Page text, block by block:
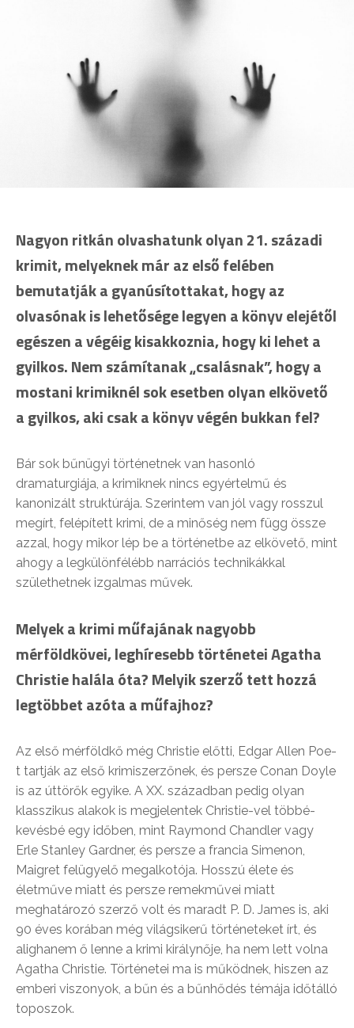
Nagyon ritkán olvashatunk olyan 21. századi
krimit, melyeknek már az első felében
bemutatják a gyanúsítottakat, hogy az
olvasónak is lehetősége legyen a könyv elejétől
egészen a végéig kisakkoznia, hogy ki lehet a
gyilkos. Nem számítanak „csalásnak”, hogy a
mostani krimiknél sok esetben olyan elkövető
a gyilkos, aki csak a könyv végén bukkan fel?
Bár sok bűnügyi történetnek van hasonló
dramaturgiája, a krimiknek nincs egyértelmű és
kanonizált struktúrája. Szerintem van jól vagy rosszul
megírt, felépített krimi, de a minőség nem függ össze
azzal, hogy mikor lép be a történetbe az elkövető, mint
ahogy a legkülönfélébb narrációs technikákkal
születhetnek izgalmas művek.
Melyek a krimi műfajának nagyobb
mérföldkövei, leghíresebb történetei Agatha
Christie halála óta? Melyik szerző tett hozzá
legtöbbet azóta a műfajhoz?
Az első mérföldkő még Christie előtti, Edgar Allen Poe-
t tartják az első krimiszerzőnek, és persze Conan Doyle
is az úttörők egyike. A XX. században pedig olyan
klasszikus alakok is megjelentek Christie-vel többé-
kevésbé egy időben, mint Raymond Chandler vagy
Erle Stanley Gardner, és persze a francia Simenon,
Maigret felügyelő megalkotója. Hosszú élete és
életműve miatt és persze remekművei miatt
meghatározó szerző volt és maradt P. D. James is, aki
90 éves korában még világsikerű történeteket írt, és
alighanem ő lenne a krimi királynője, ha nem lett volna
Agatha Christie. Történetei ma is működnek, hiszen az
emberi viszonyok, a bűn és a bűnhődés témája időtálló
toposzok.